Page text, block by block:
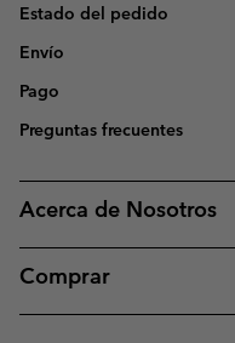
Estado del pedido
Envío
Pago
Preguntas frecuentes
Acerca de Nosotros
Comprar